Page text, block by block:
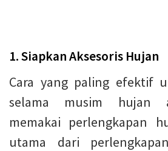
1. Siapkan Aksesoris Hujan
Cara yang paling efektif
selama musim hujan
memakai perlengkapan
utama dari